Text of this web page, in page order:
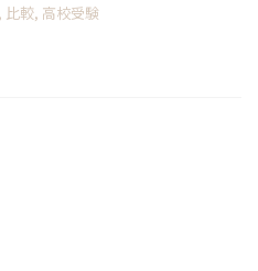
, 比較, 高校受験